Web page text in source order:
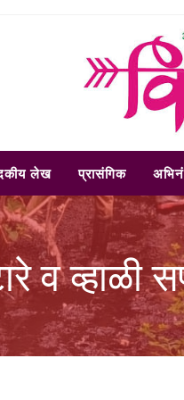
लेख प्रासंगिक
व व्हाळी